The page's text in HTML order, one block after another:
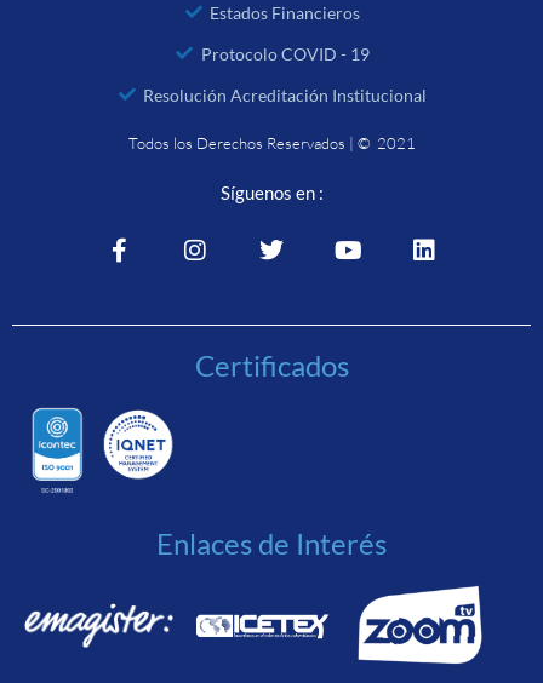
Estados Financieros
Protocolo COVID - 19
Resolución Acreditación Institucional
Todos los Derechos Reservados | © 2021
Síguenos en :
Certificados
Enlaces de Interés